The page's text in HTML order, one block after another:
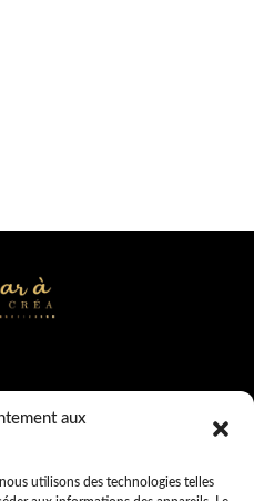
aux
utilisons des technologies telles
SAUFLIEU
40 40 68